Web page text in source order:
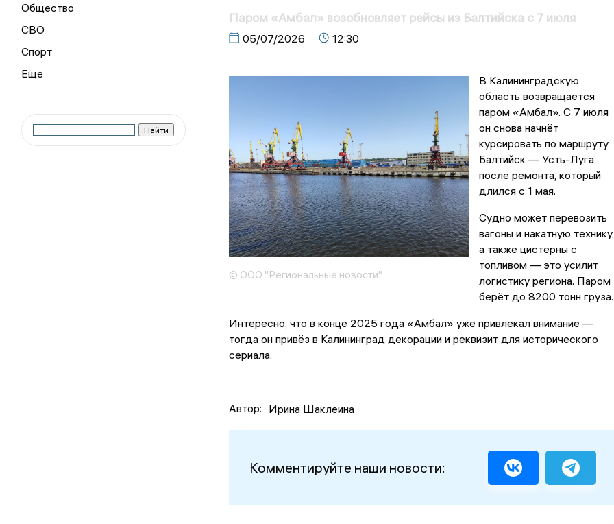
Общество
СВО
Спорт
Паром «Амбал» возобновляет рейсы из Балтийска с 7 июля
05/07/2026 12:30
© ООО "Региональные новости"
В Калининградскую
область возвращается
паром «Амбал». С 7 июля
он снова начнёт
курсировать по маршруту
Балтийск — Усть-Луга
после ремонта, который
длился с 1 мая.
Судно может перевозить
вагоны и накатную технику,
а также цистерны с
топливом — это усилит
логистику региона. Паром
берёт до 8200 тонн груза.
Интересно, что в конце 2025 года «Амбал» уже привлекал внимание —
тогда он привёз в Калининград декорации и реквизит для исторического
сериала.
Автор: Ирина Шаклеина
Комментируйте наши новости: